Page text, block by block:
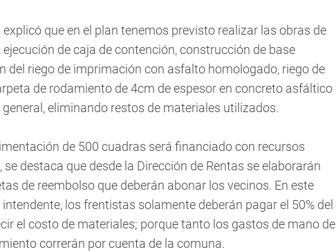
que en el plan tenemos previsto realizar las obras de
de caja de contención, construcción de base
del riego de imprimación con asfalto homologado, riego de
de rodamiento de 4cm de espesor en concreto asfáltico
eliminando restos de materiales utilizados.
de 500 cuadras será financiado con recursos
destaca que desde la Dirección de Rentas se elaborarán
de reembolso que deberán abonar los vecinos. En este
los frentistas solamente deberán pagar el 50% del
el costo de materiales; porque tanto los gastos de mano de
correrán por cuenta de la comuna.